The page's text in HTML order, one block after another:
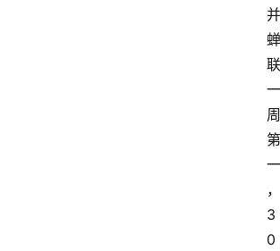
并
蝉
联
一
周
第
一
，
3
0